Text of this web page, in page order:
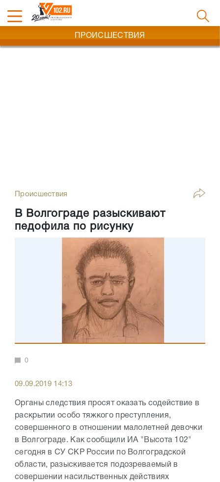
ПРОИСШЕСТВИЯ
Происшествия
В Волгограде разыскивают
педофила по рисунку
0
09.09.2019 14:13
Органы следствия просят оказать содействие в
раскрытии особо тяжкого преступления,
совершенного в отношении малолетней девочки
в Волгограде. Как сообщили ИА "Высота 102"
сегодня в СУ СКР России по Волгоградской
области, разыскивается подозреваемый в
совершении насильственных действиях